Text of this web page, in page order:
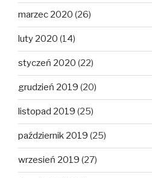
marzec 2020 (26)
luty 2020 (14)
styczeń 2020 (22)
grudzień 2019 (20)
listopad 2019 (25)
październik 2019 (25)
wrzesień 2019 (27)